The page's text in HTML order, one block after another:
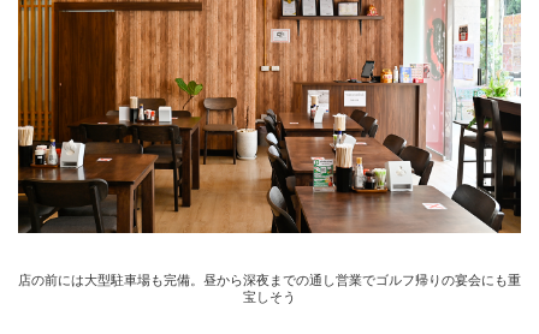
店の前には大型駐車場も完備。昼から深夜までの通し営業でゴルフ帰りの宴会にも重
宝しそう